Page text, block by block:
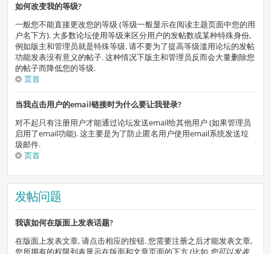
如何改变我的等级?
一般您不能直接更改您的等级 (等级一般显示在阅读主题页面中您的用
户名下方). 大多数论坛使用等级来区分用户的发帖数或某种特殊身份,
例如版主和管理员就是特殊等级. 请不要为了提高等级滥用论坛的发帖
功能发表没有意义的帖子. 这种情况下版主和管理员反而会大量删除您
的帖子而降低您的等级.
页首
当我点击用户的email链接时为什么要让我登录?
对不起只有注册用户才能通过论坛发送email给其他用户 (如果管理员
启用了email功能). 这主要是为了防止匿名用户使用email系统发送垃
圾邮件.
页首
发帖问题
我该如何在版面上发表话题?
在版面上发表文章, 请点击相应的按钮. 您需要注册之后才能发表文章,
您所拥有的权限列表显示在版面和文章页面的下方 (比如 您可以发表